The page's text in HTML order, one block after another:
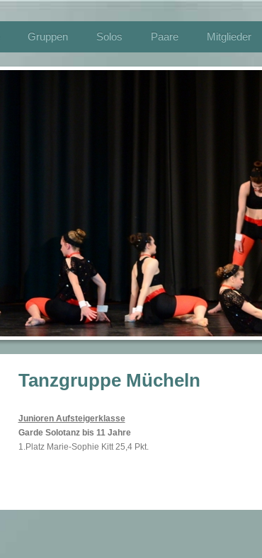
Gruppen Solos Paare Mitglieder
Tanzgruppe Mücheln
Junioren Aufsteigerklasse
Garde Solotanz bis 11 Jahre
1.Platz Marie-Sophie Kitt 25,4 Pkt.